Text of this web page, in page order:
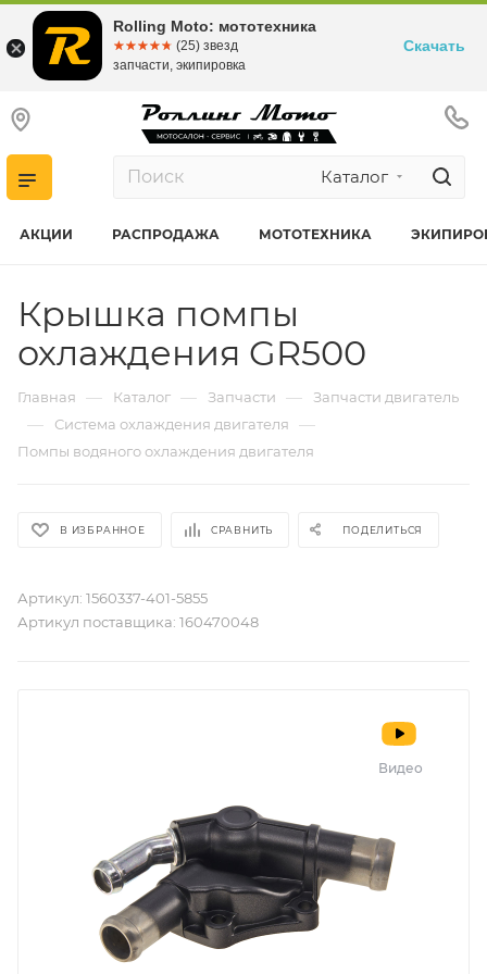
Каталог
АКЦИИ РАСПРОДАЖА МОТОТЕХНИКА
Крышка помпы
охлаждения GR500
Главная — Каталог — Запчасти — Запчасти двигатель
— Система охлаждения двигателя —
Помпы водяного охлаждения двигателя
В ИЗБРАННОЕ СРАВНИТЬ ПОДЕЛИТЬСЯ
Артикул: 1560337-401-5855
Артикул поставщика: 160470048
Видео
Rolling Moto: мототехника
☆☆☆☆☆
★★★★★ (25) звезд
запчасти, экипировка
Скачать